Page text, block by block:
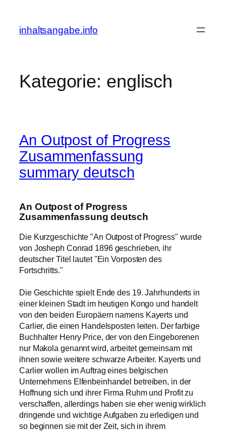
springen
inhaltsangabe.info
Kategorie: englisch
An Outpost of Progress
Zusammenfassung
summary deutsch
An Outpost of Progress
Zusammenfassung deutsch
Die Kurzgeschichte "An Outpost of Progress" wurde
von Josheph Conrad 1896 geschrieben, ihr
deutscher Titel lautet "Ein Vorposten des
Fortschritts."
Die Geschichte spielt Ende des 19. Jahrhunderts in
einer kleinen Stadt im heutigen Kongo und handelt
von den beiden Europäern namens Kayerts und
Carlier, die einen Handelsposten leiten. Der farbige
Buchhalter Henry Price, der von den Eingeborenen
nur Makola genannt wird, arbeitet gemeinsam mit
ihnen sowie weitere schwarze Arbeiter. Kayerts und
Carlier wollen im Auftrag eines belgischen
Unternehmens Elfenbeinhandel betreiben, in der
Hoffnung sich und ihrer Firma Ruhm und Profit zu
verschaffen, allerdings haben sie eher wenig wirklich
dringende und wichtige Aufgaben zu erledigen und
so beginnen sie mit der Zeit, sich in ihrem